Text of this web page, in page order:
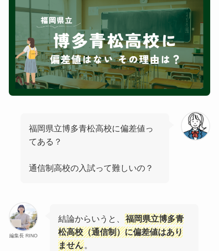
福岡県立博多青松高校に偏差値っ
てある？
通信制高校の入試って難しいの？
編集長 RINO
結論からいうと、
福岡県立博多青
松高校（通信制）に偏差値はあり
ません。